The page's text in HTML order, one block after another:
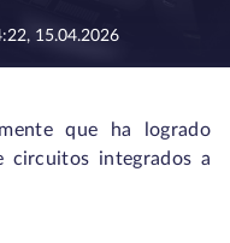
15.04.2026
que ha logrado
circuitos integrados a